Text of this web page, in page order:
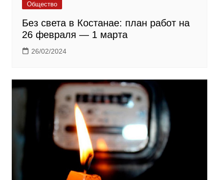
Общество
Без света в Костанае: план работ на
26 февраля — 1 марта
26/02/2024